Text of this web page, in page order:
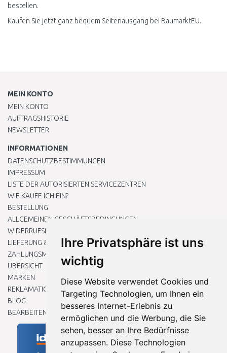
Ihre Privatsphäre ist uns
wichtig
Diese Website verwendet Cookies und
Targeting Technologien, um Ihnen ein
besseres Internet-Erlebnis zu
ermöglichen und die Werbung, die Sie
sehen, besser an Ihre Bedürfnisse
anzupassen. Diese Technologien
bestellen.
Kaufen Sie jetzt ganz bequem Seitenausgang bei BaumarktEU.
MEIN KONTO
MEIN KONTO
AUFTRAGSHISTORIE
NEWSLETTER
INFORMATIONEN
DATENSCHUTZBESTIMMUNGEN
IMPRESSUM
LISTE DER AUTORISIERTEN SERVICEZENTREN
WIE KAUFE ICH EIN?
BESTELLUNG
ALLGEMEINEN GESCHÄFTSBEDINGUNGEN
WIDERRUFSRECHT
LIEFERUNG & ZAHLUNG
ZAHLUNGSMETHODEN
ÜBERSICHT
MARKEN
REKLAMATIONEN UND RETOUREN
BLOG
BEARBEITEN SIE MEINE COOKIE-EINSTELLUNGEN